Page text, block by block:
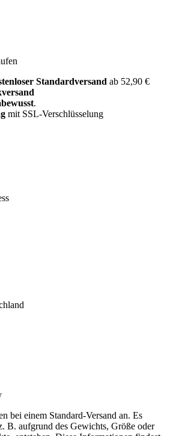
Standardversand ab 52,90 €
.
mit SSL-Verschlüsselung
bei einem Standard-Versand an. Es
B. aufgrund des Gewichts, Größe oder